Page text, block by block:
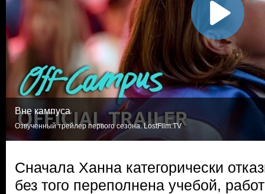
Вне кампуса
Озвученный трейлер первого сезона. LostFilm.TV
Сначала Ханна категорически
без того переполнена учебой,